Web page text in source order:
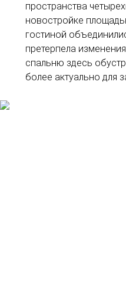
пространства
новостройке
гостиной
претерпела
спальню здесь
более актуально для